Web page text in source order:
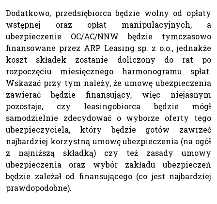
Dodatkowo, przedsiębiorca będzie wolny od opłaty
wstępnej oraz opłat manipulacyjnych, a
ubezpieczenie OC/AC/NNW będzie tymczasowo
finansowane przez ARP Leasing sp. z o.o., jednakże
koszt składek zostanie doliczony do rat po
rozpoczęciu miesięcznego harmonogramu spłat.
Wskazać przy tym należy, że umowę ubezpieczenia
zawierać będzie finansujący, więc niejasnym
pozostaje, czy leasingobiorca będzie mógł
samodzielnie zdecydować o wyborze oferty tego
ubezpieczyciela, który będzie gotów zawrzeć
najbardziej korzystną umowę ubezpieczenia (na ogół
z najniższą składką) czy też zasady umowy
ubezpieczenia oraz wybór zakładu ubezpieczeń
będzie zależał od finansującego (co jest najbardziej
prawdopodobne).